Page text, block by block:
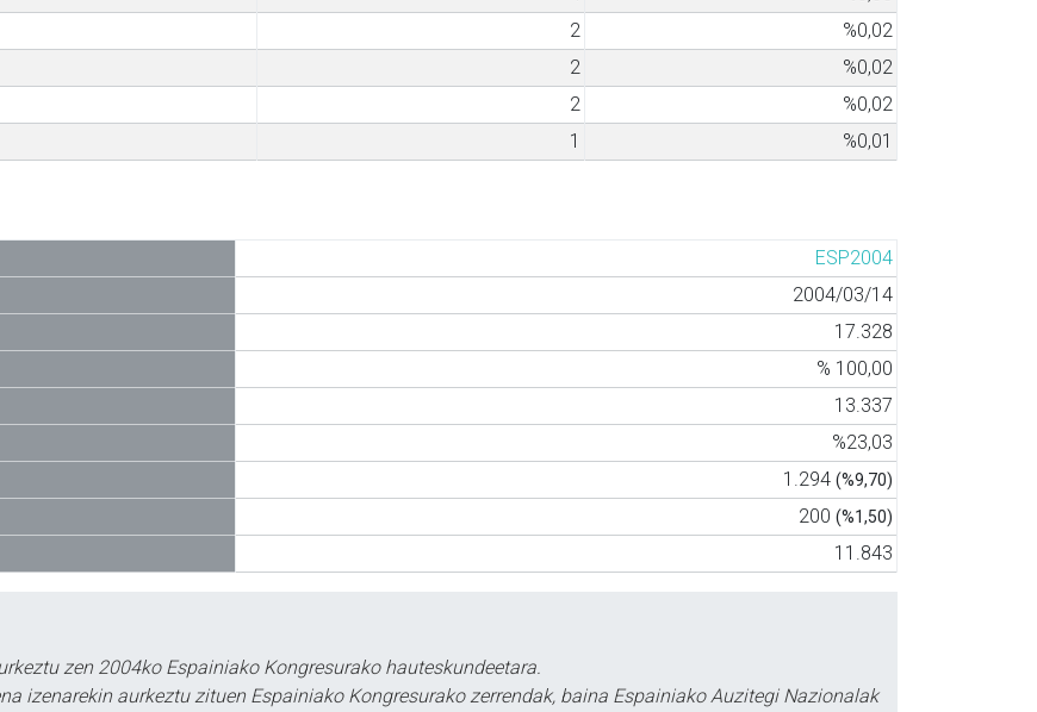
2
%0,02
2
%0,02
2
%0,02
1 %0,01
ESP2004
2004/03/14
17.328
% 100,00
13.337
%23,03
1.294 (%9,70)
200 (%1,50)
11.843
zen 2004ko Espainiako Kongresurako hauteskundeetara.
izenarekin aurkeztu zituen Espainiako Kongresurako zerrendak, baina Espainiako Auzitegi Nazionalak